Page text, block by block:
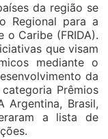
da região se
Regional para a
o Caribe (FRIDA).
que visam
mediante o
da
Prêmios
Argentina, Brasil,
a lista de